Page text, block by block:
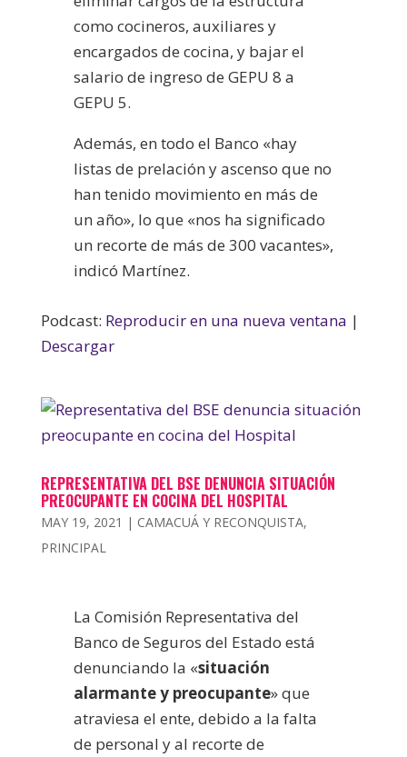
como cocineros, auxiliares y
encargados de cocina, y bajar el
salario de ingreso de GEPU 8 a
GEPU 5.
Además, en todo el Banco «hay
listas de prelación y ascenso que no
han tenido movimiento en más de
un año», lo que «nos ha significado
un recorte de más de 300 vacantes»,
indicó Martínez.
Podcast: Reproducir en una nueva ventana |
Descargar
REPRESENTATIVA DEL BSE DENUNCIA SITUACIÓN
PREOCUPANTE EN COCINA DEL HOSPITAL
MAY 19, 2021 | CAMACUÁ Y RECONQUISTA,
PRINCIPAL
La Comisión Representativa del
Banco de Seguros del Estado está
denunciando la «situación
alarmante y preocupante» que
atraviesa el ente, debido a la falta
de personal y al recorte de